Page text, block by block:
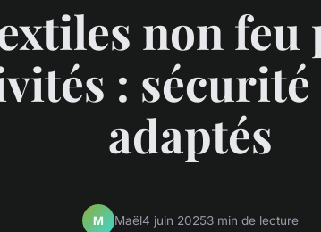
non feu
:
adaptés
M Maël4 juin 20253 min de lecture